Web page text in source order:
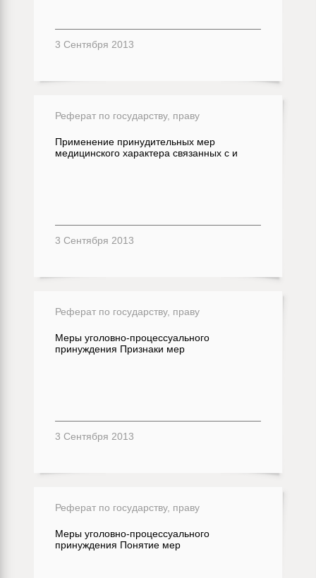
3 Сентября 2013
Реферат по государству, праву
Применение принудительных мер
медицинского характера связанных с и
3 Сентября 2013
Реферат по государству, праву
Меры уголовно-процессуального
принуждения Признаки мер
3 Сентября 2013
Реферат по государству, праву
Меры уголовно-процессуального
принуждения Понятие мер